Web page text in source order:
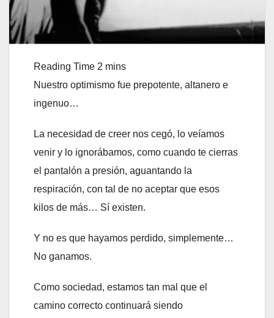
Nuestro optimismo fue prepotente, altanero e
ingenuo…
La necesidad de creer nos cegó, lo veíamos
venir y lo ignorábamos, como cuando te cierras
el pantalón a presión, aguantando la
respiración, con tal de no aceptar que esos
kilos de más… Sí existen.
Y no es que hayamos perdido, simplemente…
No ganamos.
Como sociedad, estamos tan mal que el
camino correcto continuará siendo